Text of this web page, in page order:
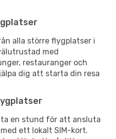
alla större flygplatser i
med
restauranger och
dig att starta din resa
ta en stund för att ansluta
ett lokalt SIM-kort.